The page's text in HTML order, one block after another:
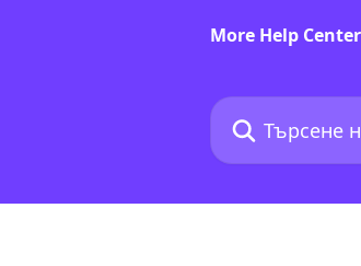
More Help Center
Търсене на